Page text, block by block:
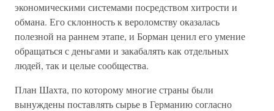
экономическими системами посредством хитрости и
обмана. Его склонность к вероломству оказалась
полезной на раннем этапе, и Борман ценил его умение
обращаться с деньгами и закабалять как отдельных
людей, так и целые сообщества.
План Шахта, по которому многие страны были
вынуждены поставлять сырье в Германию согласно